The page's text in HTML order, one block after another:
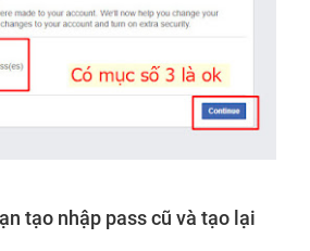
tạo nhập pass cũ và tạo lại